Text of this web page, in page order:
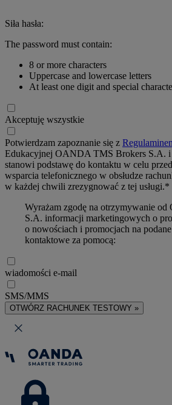
Siła hasła:
The password must contain:
8 or more characters
Uppercase and lowercase letters
At least one digit and special
Akceptuję wszystkie
Potwierdzam zapoznanie się z
Edukacyjnej OANDA TMS Brokers S.A. i
stanowi podstawę do kontaktu w celu
wsparcia telefonicznego w obsłudze
w każdej chwili zrezygnować z tej usługi.*
Wyrażam zgodę na otrzymywanie
S.A. informacji marketingowych o
o nowościach i promocjach na
kontaktowe za pomocą:
wiadomości e-mail
SMS/MMS
OTWÓRZ RACHUNEK TESTOWY »